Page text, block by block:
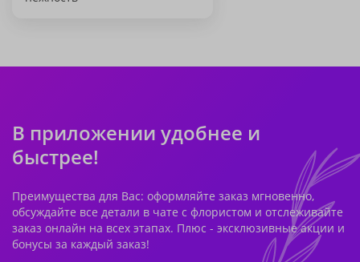
В приложении удобнее и
быстрее!
Преимущества для Вас: оформляйте заказ мгновенно,
обсуждайте все детали в чате с флористом и отслеживайте
заказ онлайн на всех этапах. Плюс - эксклюзивные акции и
бонусы за каждый заказ!